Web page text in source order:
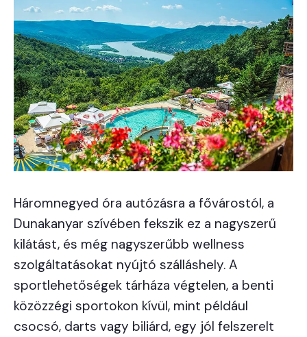
Háromnegyed óra autózásra a fővárostól, a
Dunakanyar szívében fekszik ez a nagyszerű
kilátást, és még nagyszerűbb wellness
szolgáltatásokat nyújtó szálláshely. A
sportlehetőségek tárháza végtelen, a benti
közözzégi sportokon kívül, mint például
csocsó, darts vagy biliárd, egy jól felszerelt